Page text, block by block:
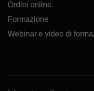
Ordini online
Formazione
Webinar e video di